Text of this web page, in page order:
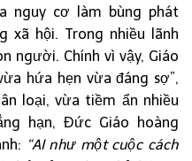
nguy cơ làm bùng phát
xã hội. Trong nhiều lãnh
người. Chính vì vậy, Giáo
hứa hẹn vừa đáng sợ”,
loại, vừa tiềm ẩn nhiều
hạn, Đức Giáo hoàng
“AI như một cuộc cách